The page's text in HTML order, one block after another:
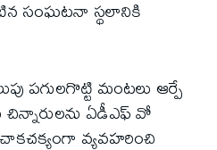
సంఘటనా స్థలానికి
పగులగొట్టి మంటలు ఆర్పే
చిన్నారులను ఏడీఎఫ్ వో
చాకచక్యంగా వ్యవహరించి